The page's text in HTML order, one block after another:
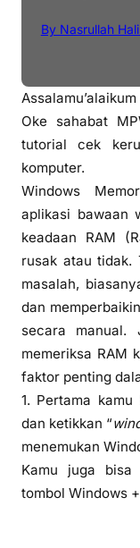
By Nasrullah
Oke sahabat
tutorial cek
komputer.
Windows
aplikasi bawaan
keadaan RAM
rusak atau tidak.
masalah,
dan
secara
memeriksa RAM
faktor penting
1. Pertama
dan ketikkan “
menemukan
Kamu juga bisa
tombol Windows